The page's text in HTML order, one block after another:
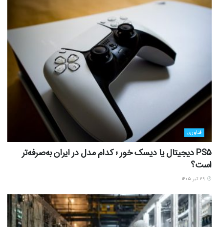
فناوری
PS5 دیجیتال یا دیسک خور ؛ کدام مدل در ایران به‌صرفه‌تر
است؟